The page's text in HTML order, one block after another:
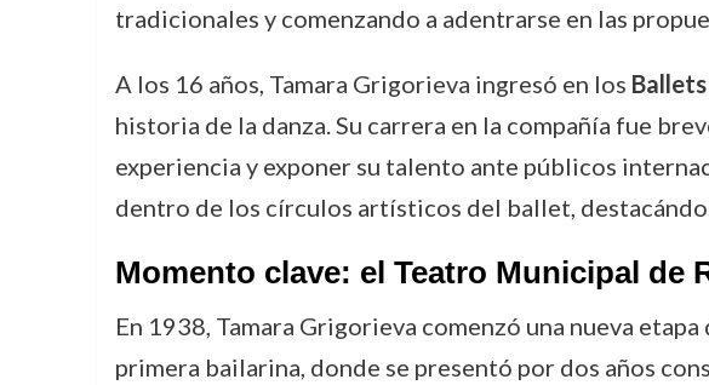
tradicionales y comenzando a adentrarse en las
A los 16 años, Tamara Grigorieva ingresó en los
historia de la danza. Su carrera en la compañía fue
experiencia y exponer su talento ante públicos
dentro de los círculos artísticos del ballet,
Momento clave: el Teatro Municipal de
En 1938, Tamara Grigorieva comenzó una nueva
primera bailarina, donde se presentó por dos años